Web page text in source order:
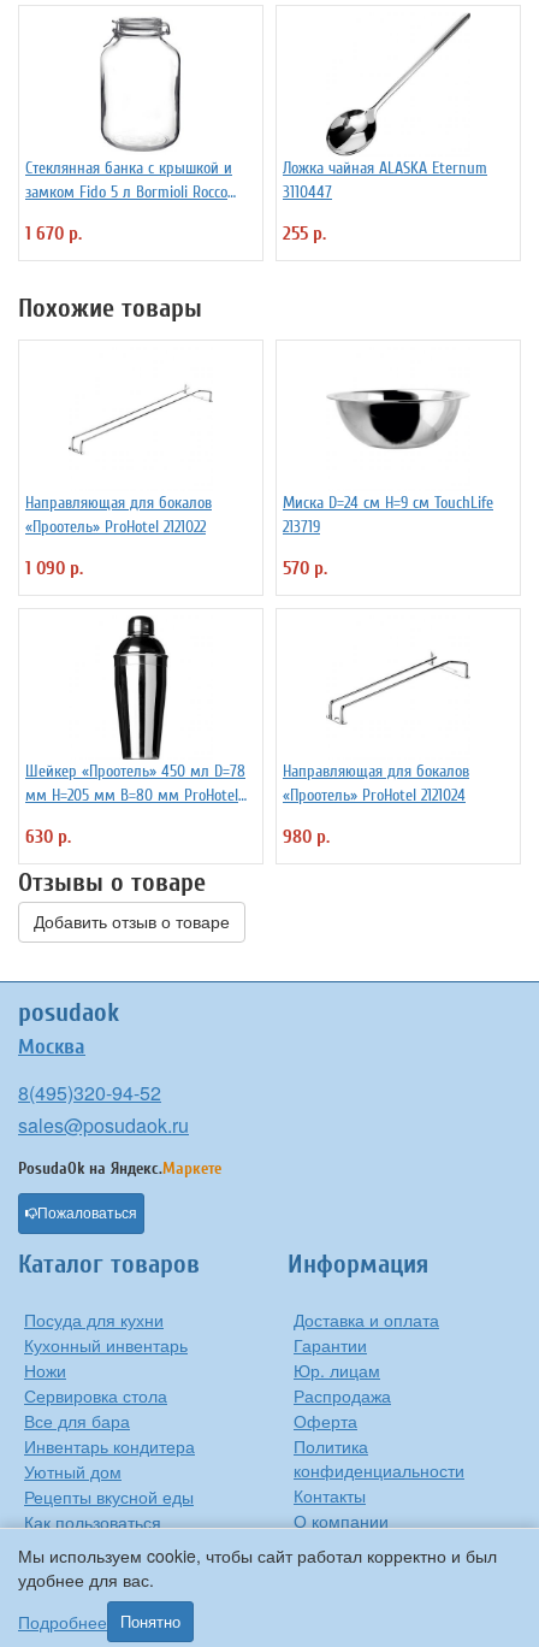
Мы используем cookie, чтобы сайт работал корректно и был
удобнее для вас.
Подробнее
Понятно
Стеклянная банка с крышкой и
замком Fido 5 л Bormioli Rocco
1 670 р.
Ложка чайная ALASKA Eternum
3110447
255 р.
Похожие товары
Направляющая для бокалов
«Проотель» ProHotel 2121022
1 090 р.
Миска D=24 см H=9 см TouchLife
213719
570 р.
Шейкер «Проотель» 450 мл D=78
мм H=205 мм B=80 мм ProHotel
630 р.
Направляющая для бокалов
«Проотель» ProHotel 2121024
980 р.
Отзывы о товаре
Добавить отзыв о товаре
posudaok
Москва
8(495)320-94-52
sales@posudaok.ru
PosudaOk на Яндекс.Маркете
Пожаловаться
Каталог товаров
Посуда для кухни
Кухонный инвентарь
Ножи
Сервировка стола
Все для бара
Инвентарь кондитера
Уютный дом
Рецепты вкусной еды
Как пользоваться
сковородкой
Информация
Доставка и оплата
Гарантии
Юр. лицам
Распродажа
Оферта
Политика
конфиденциальности
Контакты
О компании
Сиропы Monin
Виды барного стекла